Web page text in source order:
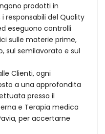
prodotti in
responsabili del Quality
eseguono controlli
sulle materie prime,
sul semilavorato e sul
Clienti, ogni
a una approfondita
presso il
e Terapia medica
per accertarne